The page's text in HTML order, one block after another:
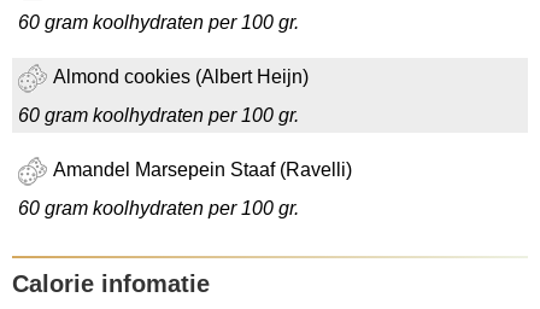
60 gram koolhydraten per 100 gr.
Almond cookies (Albert Heijn)
60 gram koolhydraten per 100 gr.
Amandel Marsepein Staaf (Ravelli)
60 gram koolhydraten per 100 gr.
Calorie infomatie